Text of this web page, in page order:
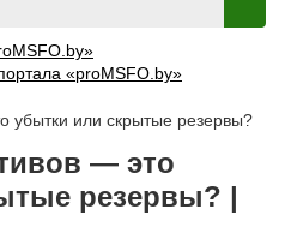
«proMSFO.by»
убытки или скрытые резервы?
— это
резервы? |